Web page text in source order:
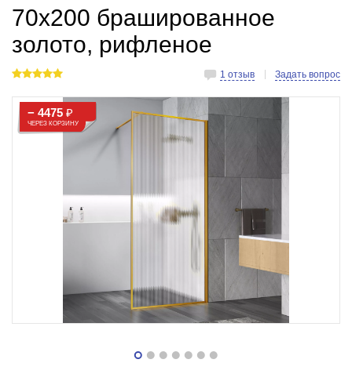
70x200 брашированное
золото, рифленое
1 отзыв Задать вопрос
− 4475₽
ЧЕРЕЗ КОРЗИНУ